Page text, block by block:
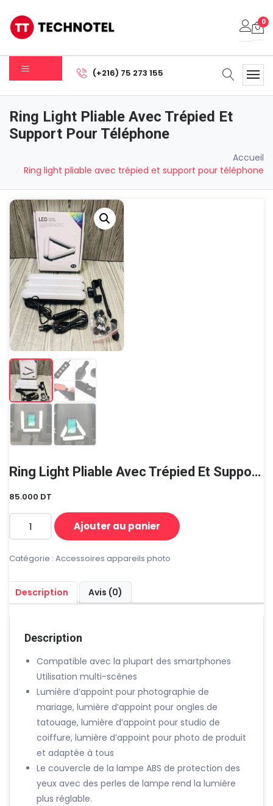
0
Votre panier est vide.
Sous-total: 0.000DT
Voir Le Panier Commander
(+216) 75 273 155
Ring Light Pliable Avec Trépied Et
Support Pour Téléphone
Accueil
Ring light pliable avec trépied et support pour téléphone
Ring Light Pliable Avec Trépied Et Support Pour Téléphone
85.000 DT
quantité
Ring
pliable
avec
trépied
support
téléphone
Ajouter au panier
Catégorie : Accessoires appareils photo
Description Avis (0)
Description
Compatible avec la plupart des smartphones
Utilisation multi-scènes
Lumière d’appoint pour photographie de
mariage, lumière d’appoint pour ongles de
tatouage, lumière d’appoint pour studio de
coiffure, lumière d’appoint pour photo de produit
et adaptée à tous
Le couvercle de la lampe ABS de protection des
yeux avec des perles de lampe rend la lumière
plus réglable.